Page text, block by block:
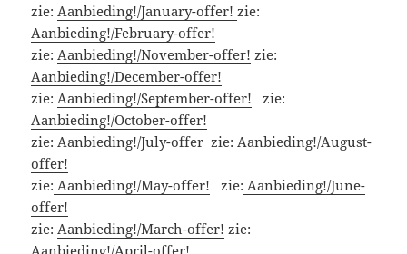
zie:Aanbieding!/January-offer!zie:
Aanbieding!/February-offer!
zie:Aanbieding!/November-offer! zie:
Aanbieding!/December-offer!
zie:Aanbieding!/September-offer! zie:
Aanbieding!/October-offer!
zie:Aanbieding!/July-offerzie:Aanbieding!/August-
offer!
zie: Aanbieding!/May-offer! zie: Aanbieding!/June-
offer!
zie:Aanbieding!/March-offer! zie: